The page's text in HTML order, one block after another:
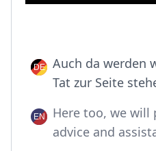
Auch da werden
Tat zur Seite
Here too, we will
advice and